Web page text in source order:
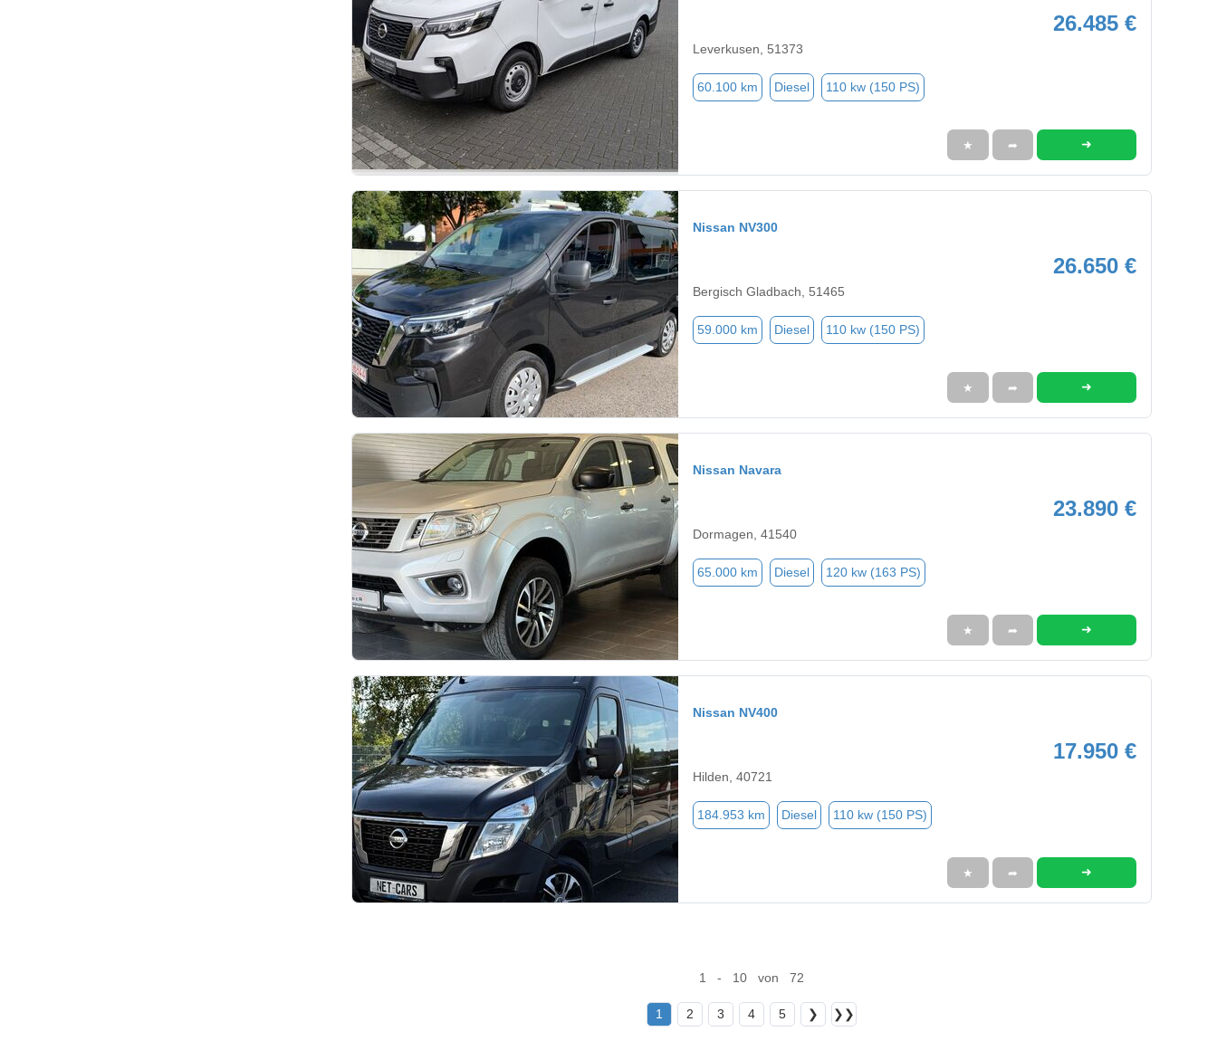
26.485 €
Leverkusen, 51373
60.100 km Diesel 110 kw (150 PS)
★ ➦ ➜
Nissan NV300
26.650 €
Bergisch Gladbach, 51465
59.000 km Diesel 110 kw (150 PS)
★ ➦ ➜
Nissan Navara
23.890 €
Dormagen, 41540
65.000 km Diesel 120 kw (163 PS)
★ ➦ ➜
Nissan NV400
17.950 €
Hilden, 40721
184.953 km Diesel 110 kw (150 PS)
★ ➦ ➜
1 - 10 von 72
1 2 3 4 5 ❯ ❯❯